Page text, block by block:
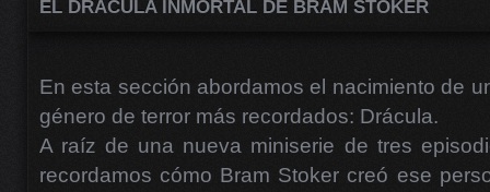
EL DRÁCULA INMORTAL DE BRAM STOKER
En esta sección abordamos el nacimiento de
género de terror más recordados: Drácula.
A raíz de una nueva miniserie de tres
recordamos cómo Bram Stoker creó ese